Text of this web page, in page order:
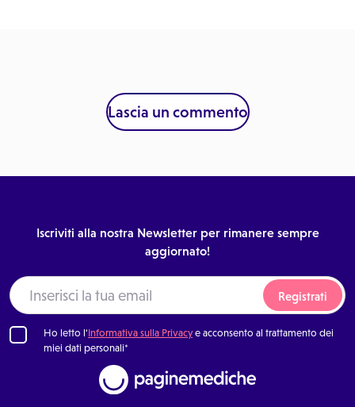
Lascia un commento
Iscriviti alla nostra Newsletter per rimanere sempre
aggiornato!
Registrati
Ho letto l'Informativa sulla Privacye acconsento al trattamento dei
miei dati personali*